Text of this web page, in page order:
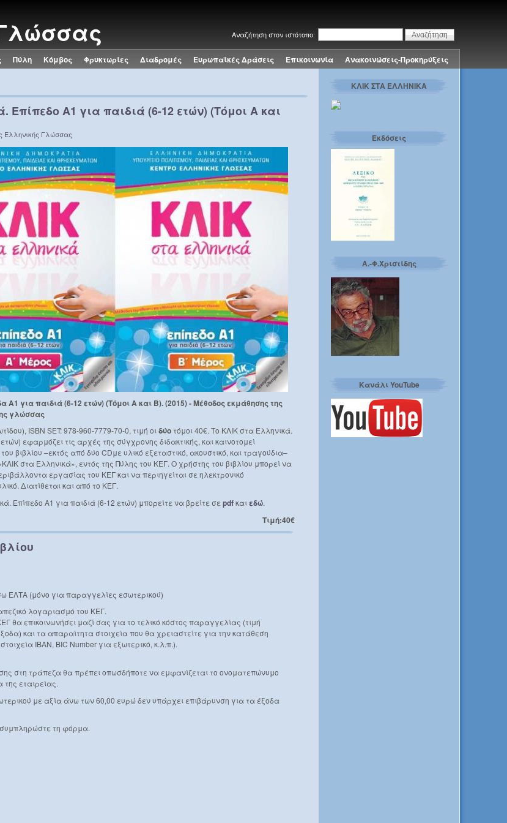
Αναζήτηση στον ιστότοπο:
Πύλη Κόμβος Φρυκτωρίες Διαδρομές Ευρωπαϊκές Δράσεις Επικοινωνία Ανακοινώσεις-Προκηρύξεις
Επίπεδο Α1 για παιδιά (6-12 ετών) (Τόμοι Α και
Ελληνικής Γλώσσας
Α1 για παιδιά (6-12 ετών) (Τόμοι Α και Β). (2015) - Μέθοδος εκμάθησης της
γλώσσας
ISBN SET: 978-960-7779-70-0, τιμή οιδύο τόμοι 40€. Το ΚΛΙΚ στα Ελληνικά.
εφαρμόζει τις αρχές της σύγχρονης διδακτικής, και καινοτομεί
βιβλίου –εκτός από δύο CDμε υλικό εξεταστικό, ακουστικό, και τραγούδια–
στα Ελληνικά», εντός της Πύλης του ΚΕΓ. Ο χρήστης του βιβλίου μπορεί να
εργασίας του ΚΕΓ και να περιηγείται σε ηλεκτρονικό
Διατίθεται και από το ΚΕΓ.
Επίπεδο Α1 για παιδιά (6-12 ετών) μπορείτε να βρείτεσεpdfκαι εδώ.
Τιμή:40€
ΕΛΤΑ (μόνο για παραγγελίες εσωτερικού)
λογαριασμό του ΚΕΓ.
θα επικοινωνήσει μαζί σας για το τελικό κόστος παραγγελίας (τιμή
και τα απαραίτητα στοιχεία που θα χρειαστείτε για την κατάθεση
IBAN, BIC Number για εξωτερικό, κ.λ.π.).
στη τράπεζα θα πρέπει οπωσδήποτε να εμφανίζεται το ονοματεπώνυμο
εταιρείας.
με αξία άνω των 60,00 ευρώ δεν υπάρχει επιβάρυνση για τα έξοδα
τη φόρμα.
ΚΛΙΚ ΣΤΑ ΕΛΛΗΝΙΚΑ
Εκδόσεις
Α.-Φ.Χριστίδης
Κανάλι YouTube